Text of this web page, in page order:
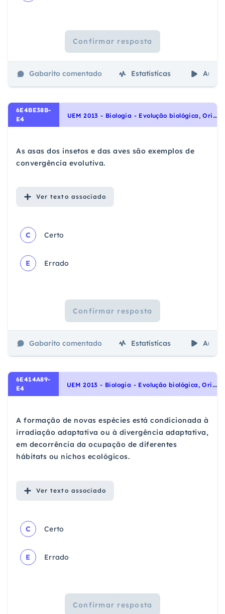
Confirmar resposta
Gabarito comentado Estatísticas Aulas
6E4BE38B-
E4
U
EM 2013 - Biologia - Evolução biológica, Origem e evolução da vida
As asas dos insetos e das aves são exemplos de
convergência evolutiva.
Ver texto associado
C Certo
E Errado
Confirmar resposta
Gabarito comentado Estatísticas Aulas
6E414A89-
E4
U
EM 2013 - Biologia - Evolução biológica, Origem e evolução da vida
A formação de novas espécies está condicionada à
irradiação adaptativa ou à divergência adaptativa,
em decorrência da ocupação de diferentes
hábitats ou nichos ecológicos.
Ver texto associado
C Certo
E Errado
Confirmar resposta